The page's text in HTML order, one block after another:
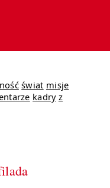
świat misje
kadry z